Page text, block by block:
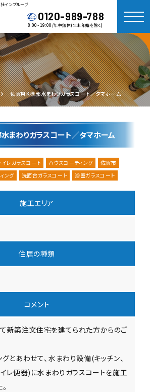
インプルーヴ
0120-989-788
8:00~19:00/年中無休(年末年始を除く)
佐賀県K様邸水まわりガラスコート／タマホーム
まわりガラスコート／タマホーム
イレガラスコート ハウスコーティング
佐賀市
ング 洗面台ガラスコート 浴室ガラスコート
施工エリア
住居の種類
コメント
新築注文住宅を建てられた方からのご
とあわせて、水まわり設備(キッチン、
イレ便器)に水まわりガラスコートを施工